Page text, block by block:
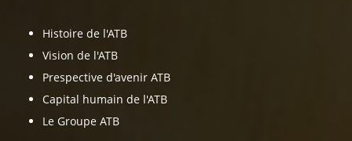
Histoire de l'ATB
Vision de l'ATB
Prespective d'avenir ATB
Capital humain de l'ATB
Le Groupe ATB